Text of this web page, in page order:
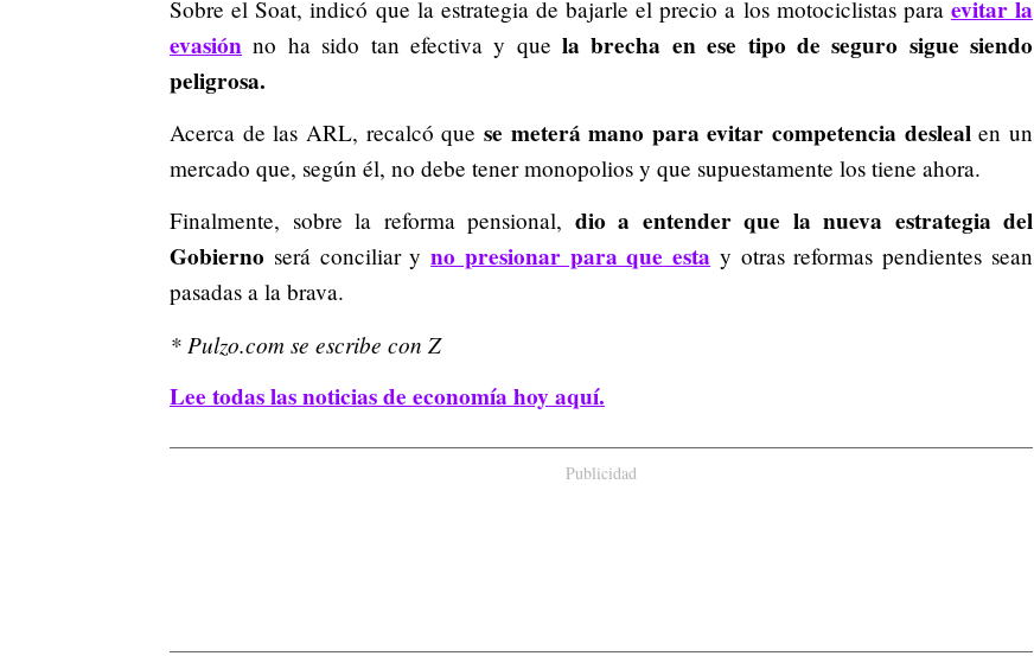
Sobre el Soat, indicó que la estrategia de bajarle el precio a los motociclistas para evitar la
evasión no ha sido tan efectiva y que la brecha en ese tipo de seguro sigue siendo
peligrosa.
Acerca de las ARL, recalcó que se meterá mano para evitar competencia deslealen un
mercado que, según él, no debe tener monopolios y que supuestamente los tiene ahora.
Finalmente, sobre la reforma pensional, dio a entender que la nueva estrategia del
Gobierno será conciliar yno presionar para que esta y otras reformas pendientes sean
pasadas a la brava.
* Pulzo.com se escribe con Z
Lee todas las noticias de economía hoy aquí.
Publicidad